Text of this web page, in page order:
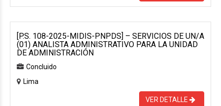
[P.S. 108-2025-MIDIS-PNPDS] – SERVICIOS DE UN/A
(01) ANALISTA ADMINISTRATIVO PARA LA UNIDAD
DE ADMINISTRACIÓN
Concluido
Lima
VER DETALLE